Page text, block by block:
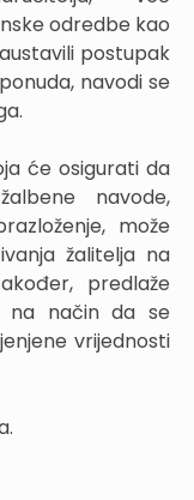
odredbe kao
postupak
navodi se
će osigurati da
navode,
može
žalitelja na
predlaže
na način da se
vrijednosti